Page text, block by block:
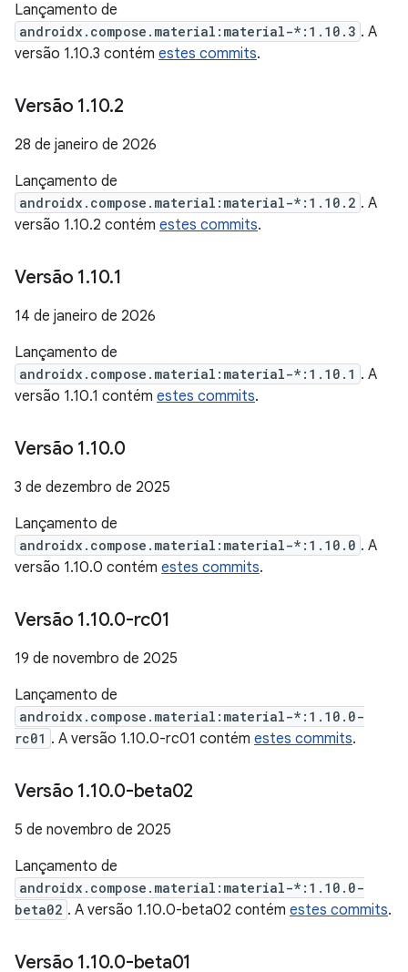
Lançamento de
androidx.compose.material:material-*:1.10.3 . A
versão 1.10.3 contém estes commits.
Versão 1.10.2
28 de janeiro de 2026
Lançamento de
androidx.compose.material:material-*:1.10.2 . A
versão 1.10.2 contém estes commits.
Versão 1.10.1
14 de janeiro de 2026
Lançamento de
androidx.compose.material:material-*:1.10.1 . A
versão 1.10.1 contém estes commits.
Versão 1.10.0
3 de dezembro de 2025
Lançamento de
androidx.compose.material:material-*:1.10.0 . A
versão 1.10.0 contém estes commits.
Versão 1.10.0-rc01
19 de novembro de 2025
Lançamento de
androidx.compose.material:material-*:1.10.0-
rc01 . A versão 1.10.0-rc01 contém estes commits.
Versão 1.10.0-beta02
5 de novembro de 2025
Lançamento de
androidx.compose.material:material-*:1.10.0-
beta02 . A versão 1.10.0-beta02 contém estes commits.
Versão 1.10.0-beta01